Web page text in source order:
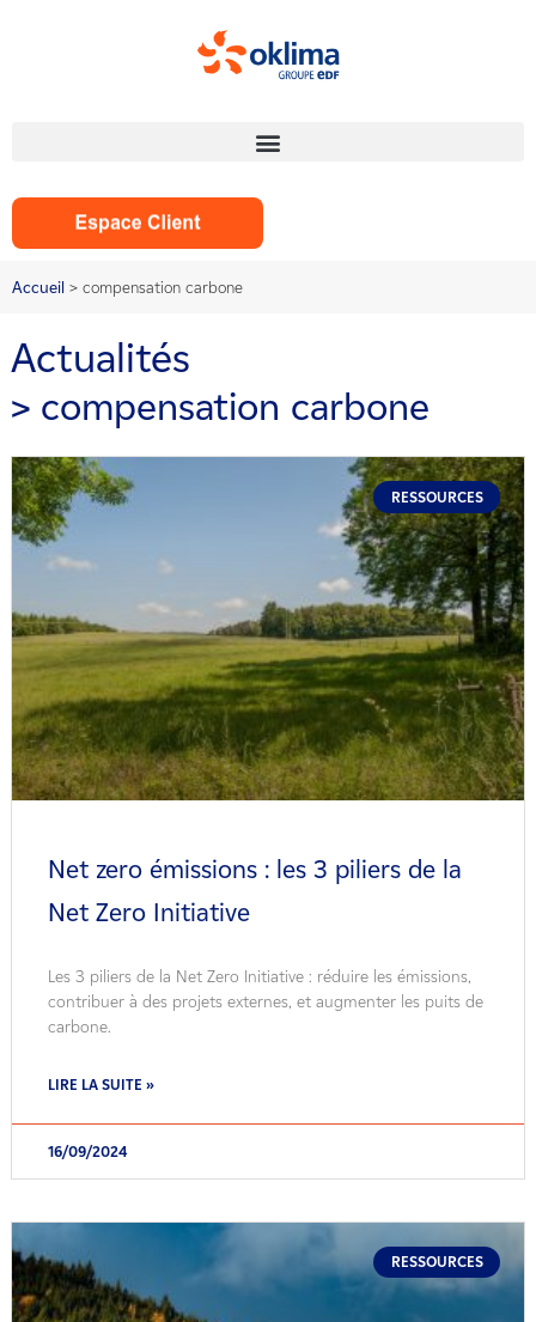
Accueil > compensation carbone
Actualités
> compensation carbone
RESSOURCES
Net zero émissions : les 3 piliers de la
Net Zero Initiative
Les 3 piliers de la Net Zero Initiative : réduire les émissions,
contribuer à des projets externes, et augmenter les puits de
carbone.
LIRE LA SUITE »
16/09/2024
RESSOURCES